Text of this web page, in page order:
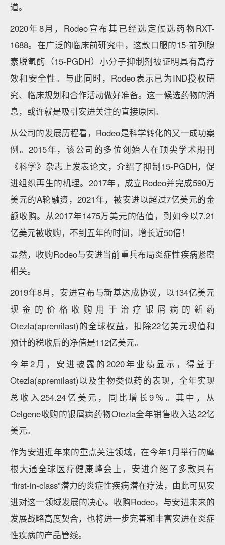
道。
2020年8月，Rodeo宣布其已经选定候选药物RXT-
1688。在广泛的临床前研究中，这款口服的15-前列腺
素脱氢酶（15-PGDH）小分子抑制剂被证明具有高疗
效和安全性。与此同时，Rodeo表示已为IND授权研
究、临床规划和合作活动做好准备。这一候选药物的消
息，或许就是吸引安进关注的直接原因。
从公司的发展历程看，Rodeo是科学转化的又一成功案
例。2015年，该公司的多位创始人在顶尖学术期刊
《科学》杂志上发表论文，介绍了抑制15-PGDH，促
进组织再生的机理。2017年，成立Rodeo并完成590万
美元的A轮融资，2021年，被安进以超过7亿美元的金
额收购。从2017年1475万美元的估值，到如今以7.21
亿美元被收购，不到五年的时间，增长近50倍！
显然，收购Rodeo与安进当前重兵布局炎症性疾病紧密
相关。
2019年8月，安进宣布与新基达成协议，以134亿美元
现金的价格收购用于治疗银屑病的新药
Otezla(apremilast)的全球权益，扣除22亿美元现值和
预计的税收后的净值是112亿美元。
今年2月，安进披露的2020年业绩显示，得益于
Otezla(apremilast)以及生物类似药的表现，全年实现
总收入254.24亿美元，同比增长9％。其中，从
Celgene收购的银屑病药物Otezla全年销售收入达22亿
美元。
作为安进近年来的重点关注领域，在今年1月举行的摩
根大通全球医疗健康峰会上，安进介绍了多款具有
“first-in-class”潜力的炎症性疾病潜在疗法，由此可见安
进对这一领域发展的决心。收购Rodeo，与安进未来的
发展战略高度契合，也将进一步完善和丰富安进在炎症
性疾病的产品管线。